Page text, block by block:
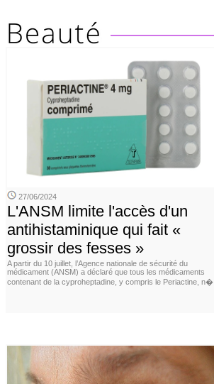
27/06/2024
L'ANSM limite l'accès d'un
antihistaminique qui fait «
grossir des fesses »
A partir du 10 juillet, l’Agence nationale de sécurité du
médicament (ANSM) a déclaré que tous les médicaments
contenant de la cyproheptadine, y compris le Periactine, n�